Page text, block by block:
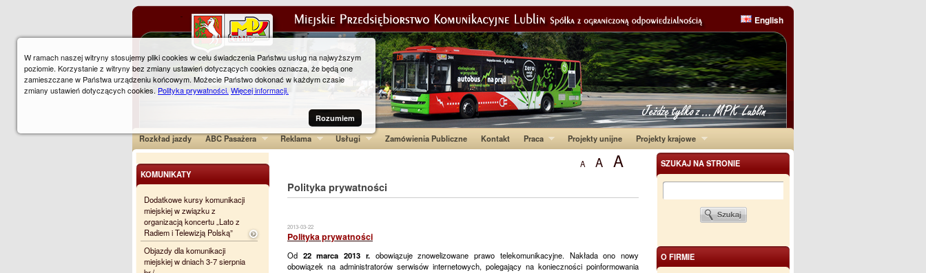
English
Rozkład jazdy ABC Pasażera Reklama Usługi Zamówienia Publiczne Kontakt Praca Projekty unijne Projekty krajowe
SZUKAJ NA STRONIE
O FIRMIE
A A A
Polityka prywatności
2013-03-22
Polityka prywatności
Od 22 marca 2013 r.obowiązuje znowelizowane prawo telekomunikacyjne. Nakłada ono nowy
obowiązek na administratorów serwisów internetowych, polegający na konieczności poinformowania
KOMUNIKATY
Dodatkowe kursy komunikacji
miejskiej w związku z
organizacją koncertu „Lato z
Radiem i Telewizją Polską”
Objazdy dla komunikacji
miejskiej w dniach 3-7 sierpnia
W ramach naszej witryny stosujemy pliki cookies w celu świadczenia Państwu usług na najwyższym
poziomie. Korzystanie z witryny bez zmiany ustawień dotyczących cookies oznacza, że będą one
zamieszczane w Państwa urządzeniu końcowym. Możecie Państwo dokonać w każdym czasie
zmiany ustawień dotyczących cookies. Polityka prywatności. Więcej informacji.
Rozumiem